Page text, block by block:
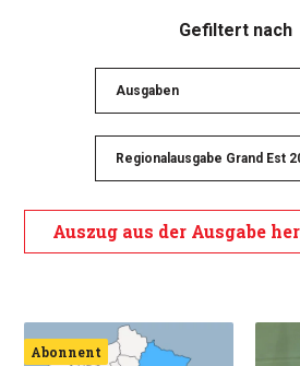
Gefiltert nach
Ausgaben
Regionalausgabe Grand Est
Auszug aus der Ausgabe
Abonnent
© Canva Bouffety Andréa ©